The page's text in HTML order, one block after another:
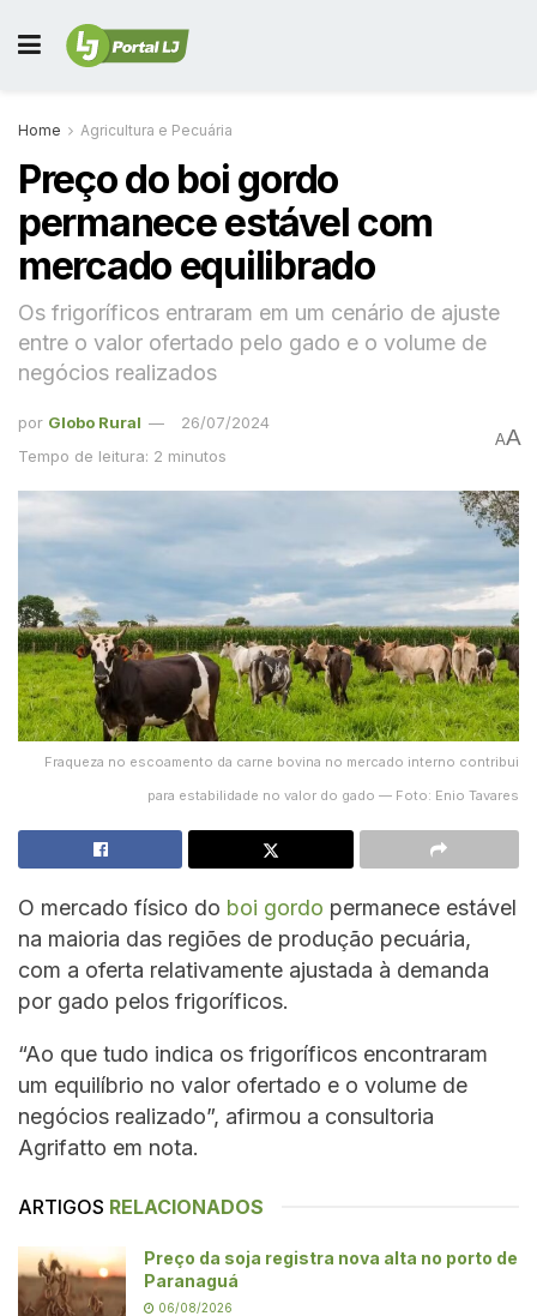
Home Agricultura e Pecuária
Preço do boi gordo
permanece estável com
mercado equilibrado
Os frigoríficos entraram em um cenário de ajuste
entre o valor ofertado pelo gado e o volume de
negócios realizados
por Globo Rural
26/07/2024
Tempo de leitura: 2 minutos
AA
Fraqueza no escoamento da carne bovina no mercado interno contribui
para estabilidade no valor do gado — Foto: Enio Tavares
O mercado físico do boi gordo permanece estável
na maioria das regiões de produção pecuária,
com a oferta relativamente ajustada à demanda
por gado pelos frigoríficos.
“Ao que tudo indica os frigoríficos encontraram
um equilíbrio no valor ofertado e o volume de
negócios realizado”, afirmou a consultoria
Agrifatto em nota.
ARTIGOS RELACIONADOS
Preço da soja registra nova alta no porto de
Paranaguá
06/08/2026